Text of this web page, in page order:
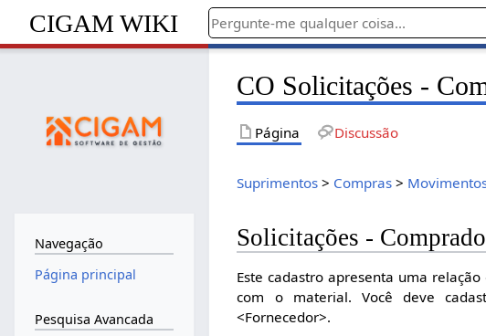
CIGAM WIKI
CO Solicitações -
Página Discussão
Suprimentos > Compras >
Solicitações -
Este cadastro apresenta uma
com o material. Você deve
<Fornecedor>.
Navegação
Página principal
Pesquisa Avancada